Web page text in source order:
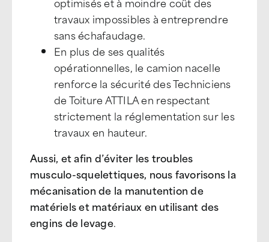
travaux impossibles à entreprendre
sans échafaudage.
En plus de ses qualités
opérationnelles, le camion nacelle
renforce la sécurité des Techniciens
de Toiture ATTILA en respectant
strictement la réglementation sur les
travaux en hauteur.
Aussi, et afin d’éviter les troubles
musculo-squelettiques, nous favorisons la
mécanisation de la manutention de
matériels et matériaux en utilisant des
engins de levage.